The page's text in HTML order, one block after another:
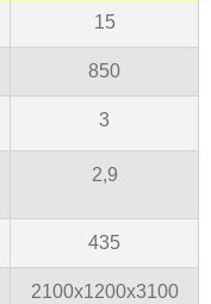
15
850
3
2,9
435
2100х1200х3100